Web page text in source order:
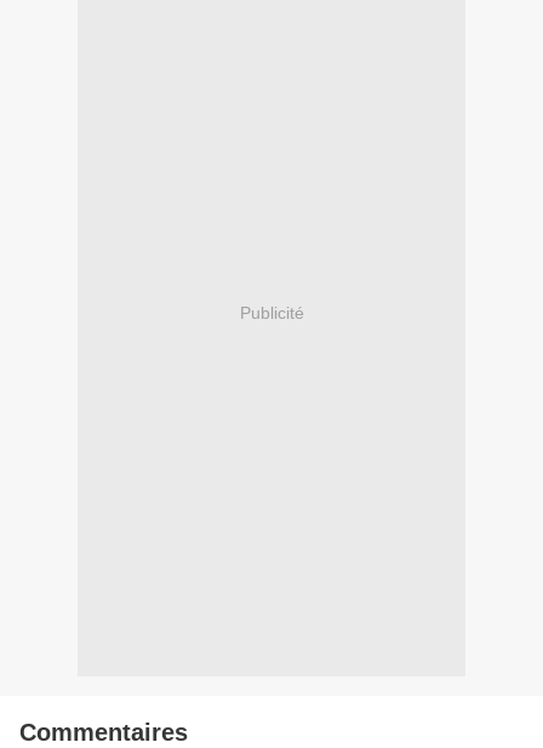
Publicité
Commentaires